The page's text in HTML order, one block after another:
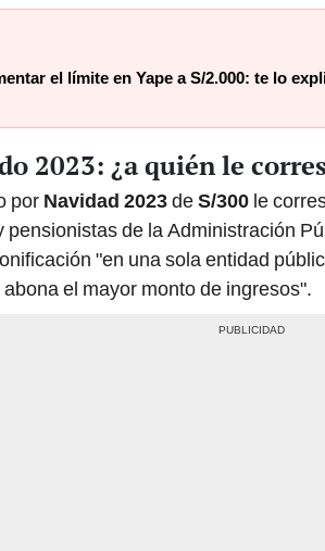
el límite en Yape a S/2.000: te lo
2023: ¿a quién le
por Navidad 2023deS/300 le
pensionistas de la Administración
"en una sola entidad
el mayor monto de ingresos".